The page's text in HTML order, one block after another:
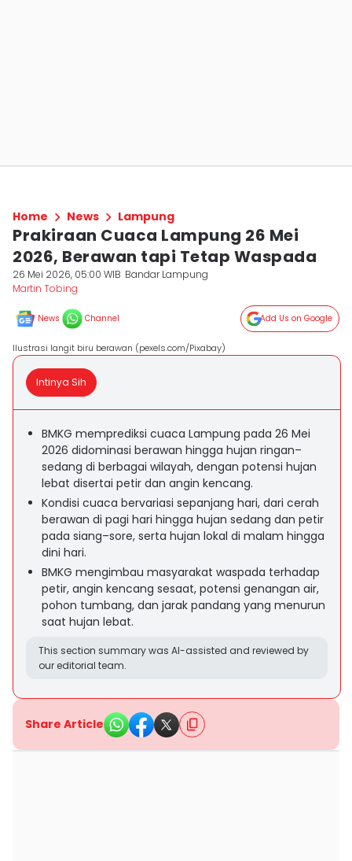
Home News Lampung
Prakiraan Cuaca Lampung 26 Mei
2026, Berawan tapi Tetap Waspada
26 Mei 2026, 05:00 WIB Bandar Lampung
Martin Tobing
News Channel Add Us on Google
Ilustrasi langit biru berawan (pexels.com/Pixabay)
Intinya Sih
BMKG memprediksi cuaca Lampung pada 26 Mei
2026 didominasi berawan hingga hujan ringan–
sedang di berbagai wilayah, dengan potensi hujan
lebat disertai petir dan angin kencang.
Kondisi cuaca bervariasi sepanjang hari, dari cerah
berawan di pagi hari hingga hujan sedang dan petir
pada siang–sore, serta hujan lokal di malam hingga
dini hari.
BMKG mengimbau masyarakat waspada terhadap
petir, angin kencang sesaat, potensi genangan air,
pohon tumbang, dan jarak pandang yang menurun
saat hujan lebat.
This section summary was AI-assisted and reviewed by
our editorial team.
Share Article